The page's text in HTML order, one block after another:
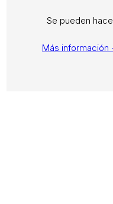
Se pueden
Más